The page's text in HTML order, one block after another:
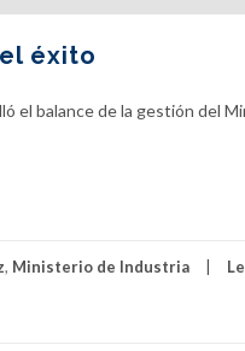
éxito
el balance de la gestión del
, Ministerio de Industria